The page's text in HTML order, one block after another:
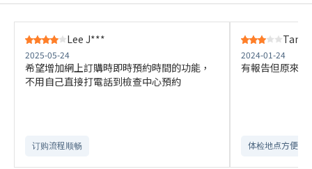
Lee J***
2025-05-24
希望增加網上訂購時即時預約時間的功能，
不用自己直接打電話到檢查中心預約
订购流程顺畅
Tang
2024-01-24
有報告但原來
体检地点方便